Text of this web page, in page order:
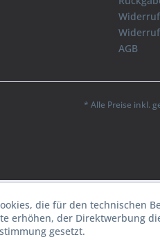
AGB
* Alle Preise inkl.
die für den technischen
erhöhen, der Direktwerbung
gesetzt.